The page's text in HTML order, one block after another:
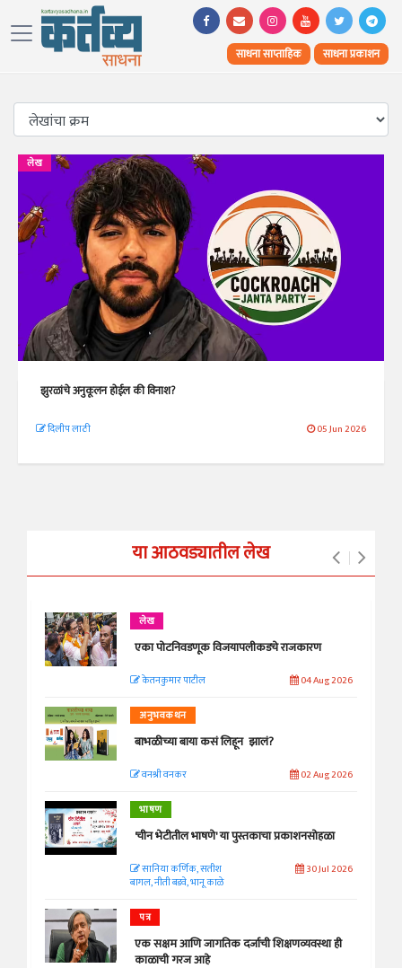
साधना साप्ताहिक साधना प्रकाशन
लेख
झुरळांचे अनुकूलन होईल की विनाश?
दिलीप लाठी 05 Jun 2026
या आठवड्यातील लेख
लेख
एका पोटनिवडणूक विजयापलीकडचे राजकारण
केतनकुमार पाटील 04 Aug 2026
अनुभवकथन
बाभळीच्या बाया कसं लिहून झालं?
वनश्री वनकर 02 Aug 2026
भाषण
'चीन भेटीतील भाषणे' या पुस्तकाचा प्रकाशनसोहळा
सानिया कर्णिक, सतीश
बागल, नीती बडवे, भानू काळे
30 Jul 2026
पत्र
एक सक्षम आणि जागतिक दर्जाची शिक्षणव्यवस्था ही
काळाची गरज आहे